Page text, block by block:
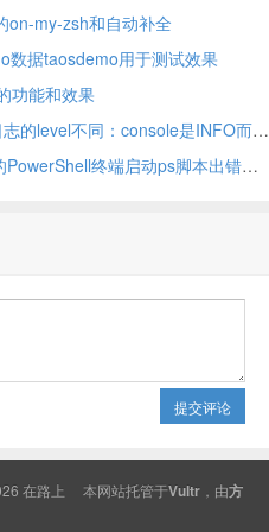
on-my-zsh和自动补全
数据taosdemo用于测试效果
功能和效果
【已解决】java中log4j2中配置日志的level不同：console是INFO而file是DEBUG
【已解决】Windows中VSCode的PowerShell终端启动ps脚本出错：无法加载文件 venv\Scripts\activate.ps1 因为在此系统上禁止运行脚本
提交评论
在路上 本网站托管于Vultr ，由方